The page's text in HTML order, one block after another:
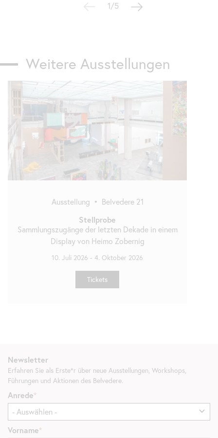
1/5
Weitere Ausstellungen
überspringen
Ausstellung • Belvedere 21
Stellprobe
Sammlungszugänge der letzten Dekade in einem
Display von Heimo Zobernig
10. Juli 2026 - 4. Oktober 2026
Tickets
Newsletter
Erfahren Sie als Erste*r über neue Ausstellungen, Workshops,
Führungen und Aktionen des Belvedere.
Anrede
Vorname